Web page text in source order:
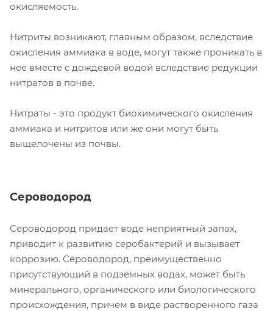
окисляемость.
Нитриты возникают, главным образом, вследствие
окисления аммиака в воде, могут также проникать в
нее вместе с дождевой водой вследствие редукции
нитратов в почве.
Нитраты - это продукт биохимического окисления
аммиака и нитритов или же они могут быть
выщелочены из почвы.
Сероводород
Сероводород придает воде неприятный запах,
приводит к развитию серобактерий и вызывает
коррозию. Сероводород, преимущественно
присутствующий в подземных водах, может быть
минерального, органического или биологического
происхождения, причем в виде растворенного газа